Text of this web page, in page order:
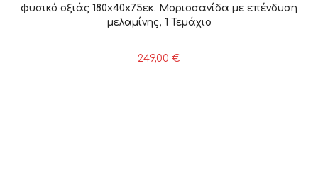
φυσικό οξιάς 180x40x75εκ. Μοριοσανίδα με επένδυση
μελαμίνης, 1 Τεμάχιο
249,00 €